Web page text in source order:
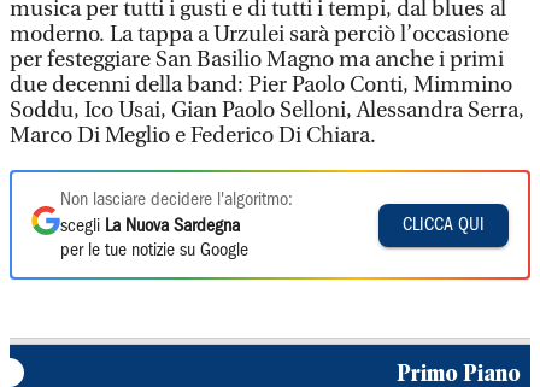
musica per tutti i gusti e di tutti i tempi, dal blues al
moderno. La tappa a Urzulei sarà perciò l’occasione
per festeggiare San Basilio Magno ma anche i primi
due decenni della band: Pier Paolo Conti, Mimmino
Soddu, Ico Usai, Gian Paolo Selloni, Alessandra Serra,
Marco Di Meglio e Federico Di Chiara.
Non lasciare decidere l'algoritmo:
scegli La Nuova Sardegna
per le tue notizie su Google
CLICCA QUI
Primo Piano